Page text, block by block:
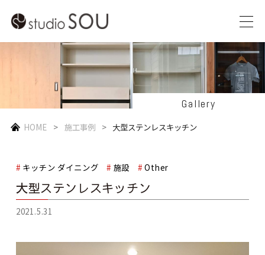
Gallery
HOME 施工事例 大型ステンレスキッチン
キッチン ダイニング 施設 Other
大型ステンレスキッチン
2021.5.31